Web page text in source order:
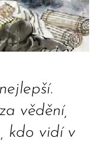
vědění,
kdo vidí v